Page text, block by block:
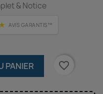
& Notice
AVIS GARANTIS™
PANIER favorite_border